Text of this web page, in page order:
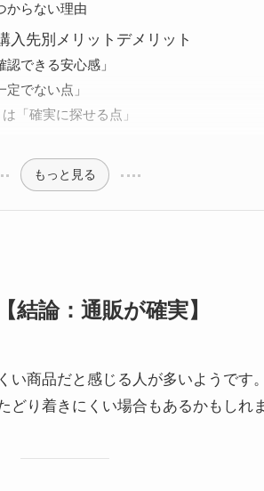
からない理由
入先別メリットデメリット
できる安心感」
でない点」
「確実に探せる点」
もっと見る
論：通販が確実】
い商品だと感じる人が多いようです
どり着きにくい場合もあるかもしれ